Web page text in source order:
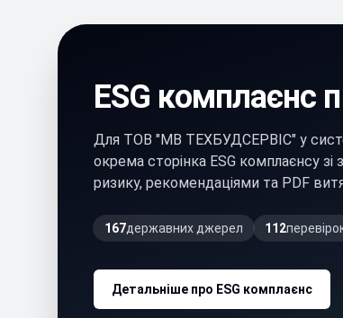
ESG комплаєнс
Для ТОВ "МВ ТЕХБУДСЕРВІС" у
окрема сторінка ESG комплаєнсу
ризику, рекомендаціями та PDF
167державних джерел 112
Детальніше про ESG комплаєнс